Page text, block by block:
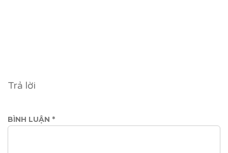
Trả lời
BÌNH LUẬN *